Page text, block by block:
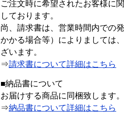
ご注文時に希望されたお客様に
しております。
尚、請求書は、営業時間内での
かかる場合等）によりましては
ざいます。
⇒請求書について詳細はこちら
■納品書について
お届けする商品に同梱致します。
⇒納品書について詳細はこちら